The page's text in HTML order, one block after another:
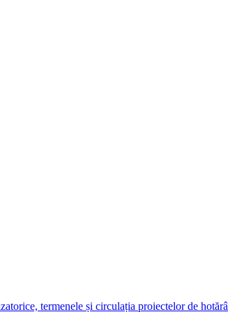
termenele și circulația proiectelor de